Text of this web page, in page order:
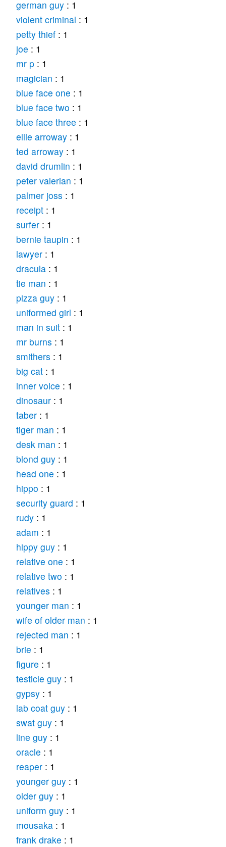
german guy: 1
violent criminal : 1
petty thief: 1
joe : 1
mr p: 1
magician : 1
blue face one : 1
blue face two : 1
blue face three : 1
ellie arroway: 1
ted arroway: 1
david drumlin : 1
peter valerian : 1
palmer joss : 1
receipt: 1
surfer: 1
bernie taupin : 1
lawyer: 1
dracula: 1
tie man : 1
pizza guy: 1
uniformed girl : 1
man in suit: 1
mr burns : 1
smithers : 1
big cat: 1
inner voice : 1
dinosaur: 1
taber: 1
tiger man : 1
desk man : 1
blond guy: 1
head one : 1
hippo : 1
security guard : 1
rudy: 1
adam : 1
hippy guy: 1
relative one : 1
relative two : 1
relatives : 1
younger man : 1
wife of older man : 1
rejected man : 1
brie : 1
figure : 1
testicle guy: 1
gypsy: 1
lab coat guy: 1
swat guy: 1
line guy: 1
oracle : 1
reaper: 1
younger guy: 1
older guy: 1
uniform guy: 1
mousaka: 1
frank drake : 1